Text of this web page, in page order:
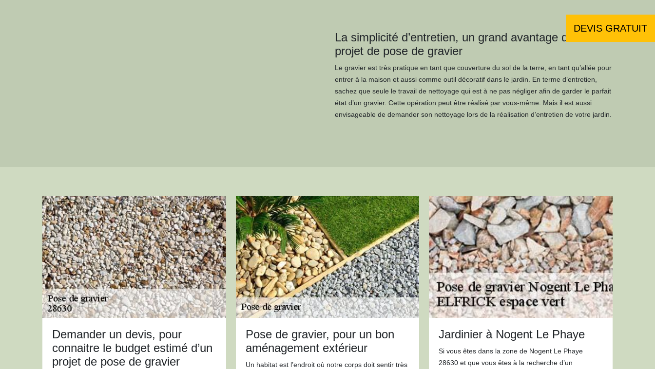
DEVIS GRATUIT
La simplicité d’entretien, un grand avantage d’un
projet de pose de gravier
Le gravier est très pratique en tant que couverture du sol de la terre, en tant qu’allée pour
entrer à la maison et aussi comme outil décoratif dans le jardin. En terme d’entretien,
sachez que seule le travail de nettoyage qui est à ne pas négliger afin de garder le parfait
état d’un gravier. Cette opération peut être réalisé par vous-même. Mais il est aussi
envisageable de demander son nettoyage lors de la réalisation d’entretien de votre jardin.
Demander un devis, pour
connaitre le budget estimé d’un
projet de pose de gravier
Pose de gravier, pour un bon
aménagement extérieur
Un habitat est l’endroit où notre corps doit sentir très
Jardinier à Nogent Le Phaye
Si vous êtes dans la zone de Nogent Le Phaye
28630 et que vous êtes à la recherche d’un